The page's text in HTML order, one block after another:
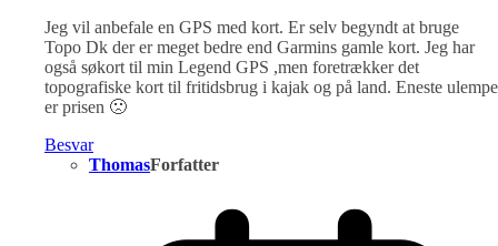
Jeg vil anbefale en GPS med kort. Er selv begyndt at bruge
Topo Dk der er meget bedre end Garmins gamle kort. Jeg har
også søkort til min Legend GPS ,men foretrækker det
topografiske kort til fritidsbrug i kajak og på land. Eneste ulempe
er prisen 🙁
Besvar
ThomasForfatter